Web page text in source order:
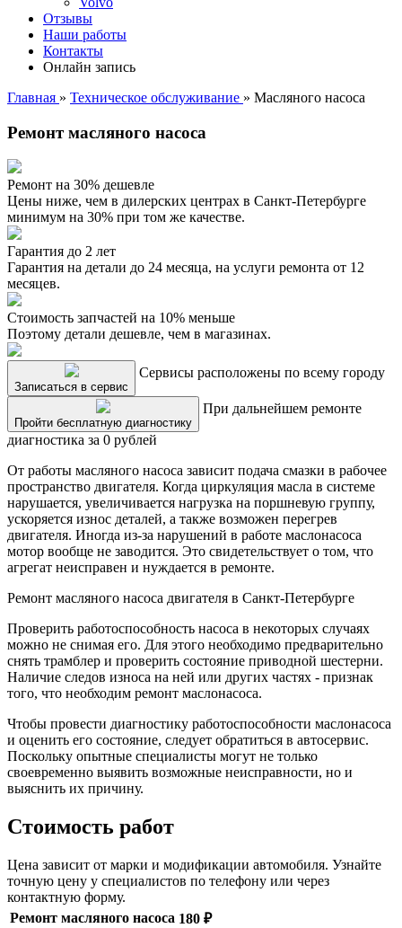
Отзывы
Наши работы
Контакты
Онлайн запись
Главная » Техническое обслуживание » Масляного насоса
Ремонт масляного насоса
Ремонт на 30% дешевле
Цены ниже, чем в дилерских центрах в Санкт-Петербурге
минимум на 30% при том же качестве.
Гарантия до 2 лет
Гарантия на детали до 24 месяца, на услуги ремонта от 12
месяцев.
Стоимость запчастей на 10% меньше
Поэтому детали дешевле, чем в магазинах.
Записаться в сервис
Сервисы расположены по всему городу
Пройти бесплатную диагностику
При дальнейшем ремонте
диагностика за 0 рублей
От работы масляного насоса зависит подача смазки в рабочее
пространство двигателя. Когда циркуляция масла в системе
нарушается, увеличивается нагрузка на поршневую группу,
ускоряется износ деталей, а также возможен перегрев
двигателя. Иногда из-за нарушений в работе маслонасоса
мотор вообще не заводится. Это свидетельствует о том, что
агрегат неисправен и нуждается в ремонте.
Ремонт масляного насоса двигателя в Санкт-Петербурге
Проверить работоспособность насоса в некоторых случаях
можно не снимая его. Для этого необходимо предварительно
снять трамблер и проверить состояние приводной шестерни.
Наличие следов износа на ней или других частях - признак
того, что необходим ремонт маслонасоса.
Чтобы провести диагностику работоспособности маслонасоса
и оценить его состояние, следует обратиться в автосервис.
Поскольку опытные специалисты могут не только
своевременно выявить возможные неисправности, но и
выяснить их причину.
Стоимость работ
Цена зависит от марки и модификации автомобиля. Узнайте
точную цену у специалистов по телефону или через
контактную форму.
Ремонт масляного насоса 180 ₽